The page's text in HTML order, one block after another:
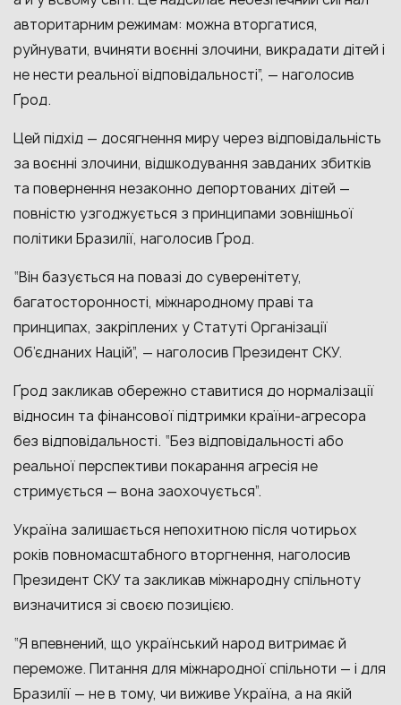
авторитарним режимам: можна вторгатися,
руйнувати, вчиняти воєнні злочини, викрадати дітей і
не нести реальної відповідальності”, — наголосив
Ґрод.
Цей підхід — досягнення миру через відповідальність
за воєнні злочини, відшкодування завданих збитків
та повернення незаконно депортованих дітей —
повністю узгоджується з принципами зовнішньої
політики Бразилії, наголосив Ґрод.
“Він базується на повазі до суверенітету,
багатосторонності, міжнародному праві та
принципах, закріплених у Статуті Організації
Об’єднаних Націй”, — наголосив Президент СКУ.
Ґрод закликав обережно ставитися до нормалізації
відносин та фінансової підтримки країни-агресора
без відповідальності. “Без відповідальності або
реальної перспективи покарання агресія не
стримується — вона заохочується”.
Україна залишається непохитною після чотирьох
років повномасштабного вторгнення, наголосив
Президент СКУ та закликав міжнародну спільноту
визначитися зі своєю позицією.
“Я впевнений, що український народ витримає й
переможе. Питання для міжнародної спільноти — і для
Бразилії — не в тому, чи виживе Україна, а на якій